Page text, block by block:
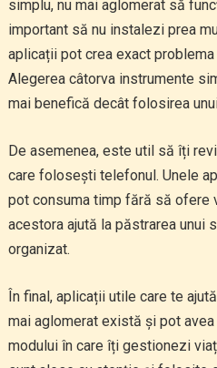
simplu, nu mai aglomerat să
important să nu instalezi prea
aplicații pot crea exact
Alegerea câtorva instrumente
mai benefică decât folosirea
De asemenea, este util să îți
care folosești telefonul. Unele
pot consuma timp fără să ofere
acestora ajută la păstrarea unui
organizat.
În final, aplicații utile care te
mai aglomerat există și pot
modului în care îți gestionezi